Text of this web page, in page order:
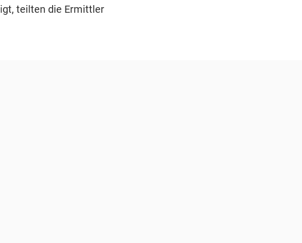
teilten die Ermittler